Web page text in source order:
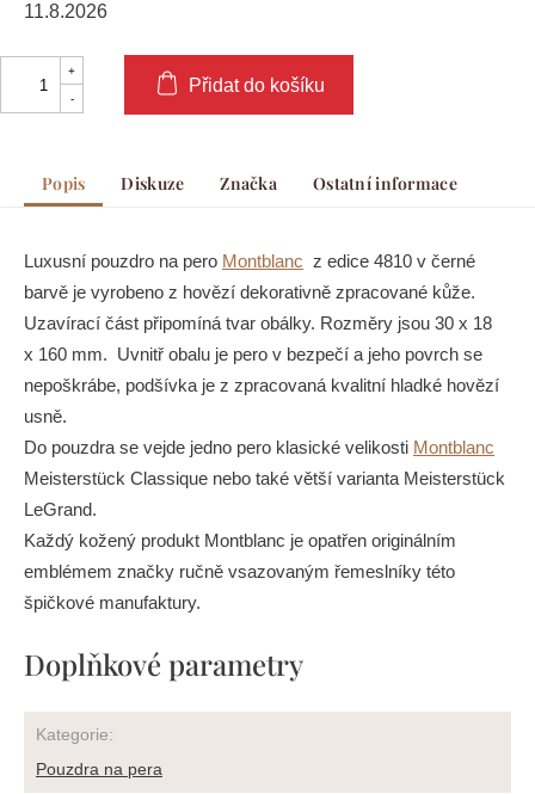
11.8.2026
Přidat do košíku
Popis Diskuze Značka Ostatní informace
Luxusní pouzdro na pero Montblanc z edice 4810 v černé
barvě je vyrobeno z hovězí dekorativně zpracované kůže.
Uzavírací část připomíná tvar obálky. Rozměry jsou 30 x 18
x 160 mm. Uvnitř obalu je pero v bezpečí a jeho povrch se
nepoškrábe, podšívka je z zpracovaná kvalitní hladké hovězí
usně.
Do pouzdra se vejde jedno pero klasické velikosti Montblanc
Meisterstück Classique nebo také větší varianta Meisterstück
LeGrand.
Každý kožený produkt Montblanc je opatřen originálním
emblémem značky ručně vsazovaným řemeslníky této
špičkové manufaktury.
Doplňkové parametry
Kategorie:
Pouzdra na pera